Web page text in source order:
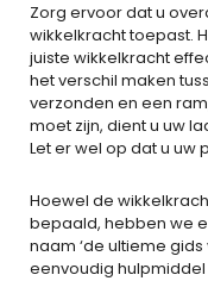
Zorg ervoor dat u
wikkelkracht toepast.
juiste wikkelkracht
het verschil maken
verzonden en een
moet zijn, dient u uw
Let er wel op dat u uw
Hoewel de
bepaald, hebben we
naam ‘de ultieme
eenvoudig